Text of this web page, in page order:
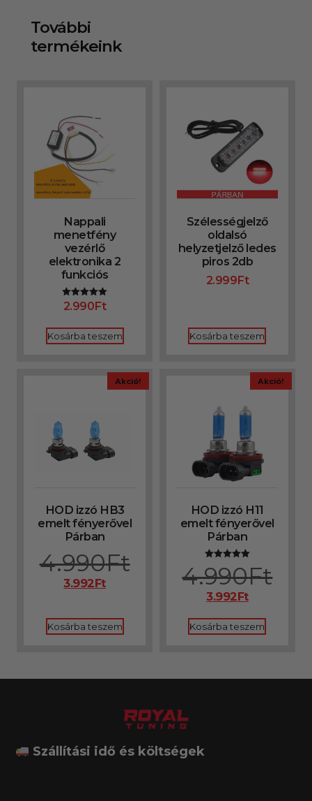
További
termékeink
Nappali
menetfény
vezérlő
elektronika 2
funkciós
Értékelés:
5.00
2.990Ft
Kosárba teszem
Szélességjelző
oldalsó
helyzetjelző ledes
piros 2db
2.999Ft
Kosárba teszem
Akció!
HOD izzó HB3
emelt fényerővel
Párban
4.990Ft
3.992Ft
Kosárba teszem
Akció!
HOD izzó H11
emelt fényerővel
Párban
Értékelés:
5.00
/ 5
4.990Ft
3.992Ft
Kosárba teszem
Szállítási idő és költségek